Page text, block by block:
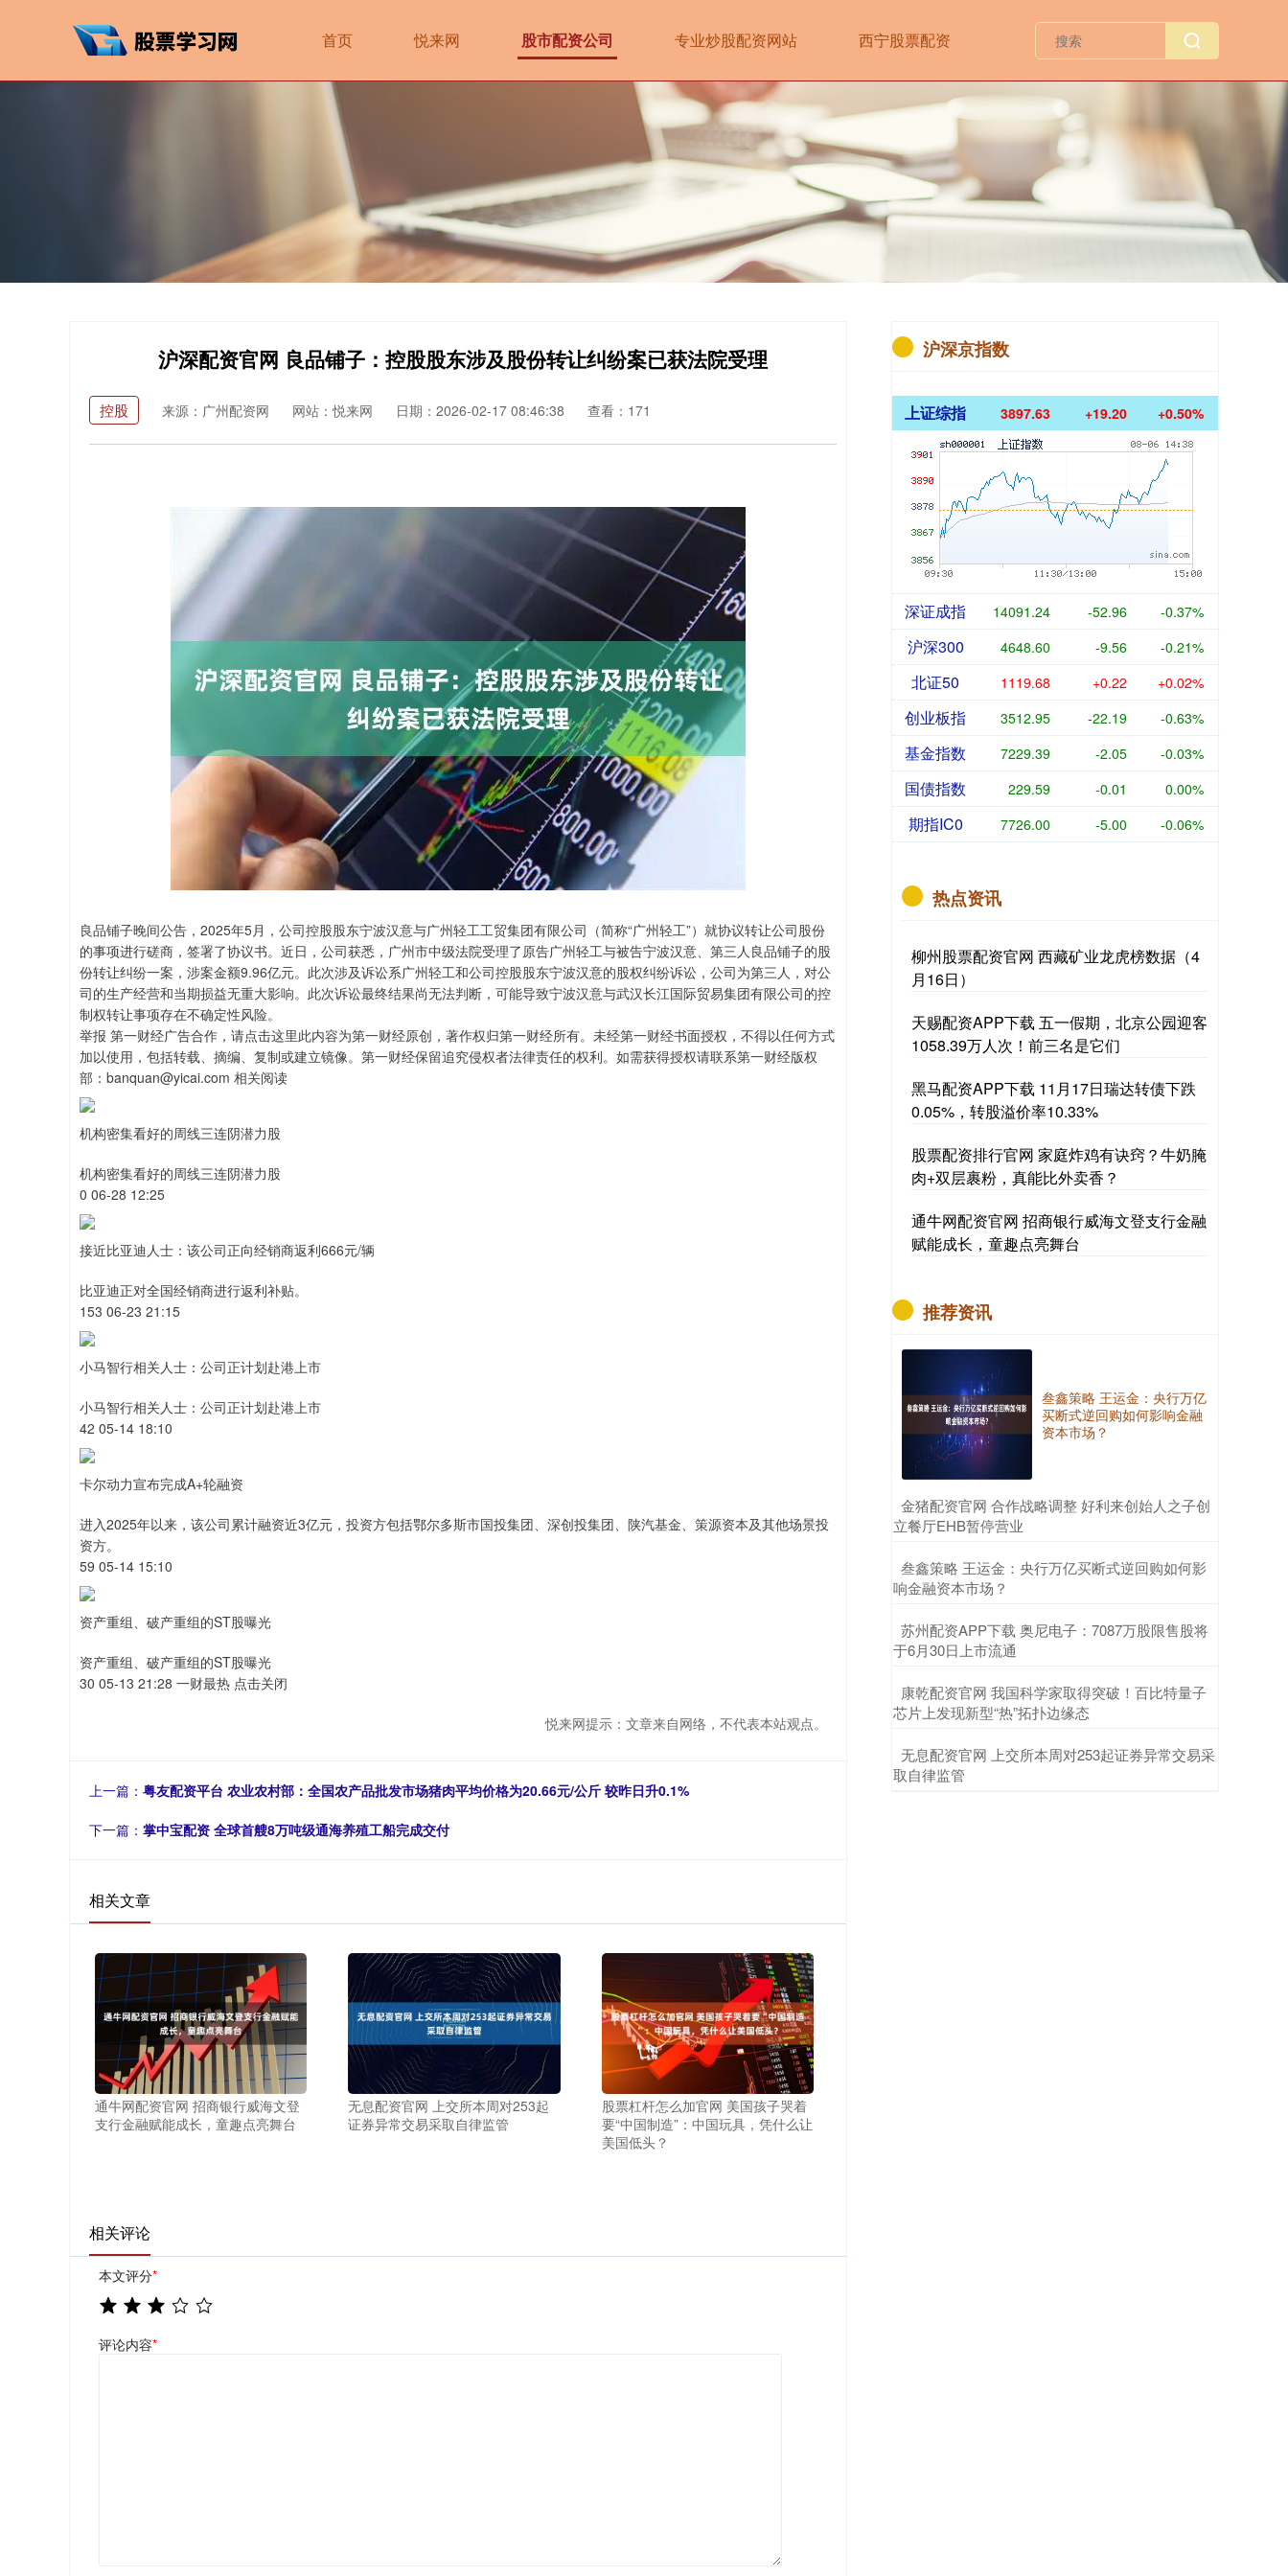
首页 悦来网 股市配资公司 专业炒股配资网站 西宁股票配资
沪深配资官网 良品铺子：控股股东涉及股份转让纠纷案已获法院受理
控股 来源：广州配资网 网站：悦来网 日期：2026-02-17 08:46:38 查看：171
良品铺子晚间公告，2025年5月，公司控股股东宁波汉意与广州轻工工贸集团有限公司（简称“广州轻工”）就协议转让公司股份
的事项进行磋商，签署了协议书。近日，公司获悉，广州市中级法院受理了原告广州轻工与被告宁波汉意、第三人良品铺子的股
份转让纠纷一案，涉案金额9.96亿元。此次涉及诉讼系广州轻工和公司控股股东宁波汉意的股权纠纷诉讼，公司为第三人，对公
司的生产经营和当期损益无重大影响。此次诉讼最终结果尚无法判断，可能导致宁波汉意与武汉长江国际贸易集团有限公司的控
制权转让事项存在不确定性风险。
举报 第一财经广告合作，请点击这里此内容为第一财经原创，著作权归第一财经所有。未经第一财经书面授权，不得以任何方式
加以使用，包括转载、摘编、复制或建立镜像。第一财经保留追究侵权者法律责任的权利。如需获得授权请联系第一财经版权
部：banquan@yicai.com 相关阅读
机构密集看好的周线三连阴潜力股
机构密集看好的周线三连阴潜力股
0 06-28 12:25
接近比亚迪人士：该公司正向经销商返利666元/辆
比亚迪正对全国经销商进行返利补贴。
153 06-23 21:15
小马智行相关人士：公司正计划赴港上市
小马智行相关人士：公司正计划赴港上市
42 05-14 18:10
卡尔动力宣布完成A+轮融资
进入2025年以来，该公司累计融资近3亿元，投资方包括鄂尔多斯市国投集团、深创投集团、陕汽基金、策源资本及其他场景投
资方。
59 05-14 15:10
资产重组、破产重组的ST股曝光
资产重组、破产重组的ST股曝光
30 05-13 21:28 一财最热 点击关闭
悦来网提示：文章来自网络，不代表本站观点。
上一篇： 粤友配资平台 农业农村部：全国农产品批发市场猪肉平均价格为20.66元/公斤 较昨日升0.1%
下一篇： 掌中宝配资 全球首艘8万吨级通海养殖工船完成交付
相关文章
通牛网配资官网 招商银行威海文登
支行金融赋能成长，童趣点亮舞台
无息配资官网 上交所本周对253起
证券异常交易采取自律监管
股票杠杆怎么加官网 美国孩子哭着
要“中国制造”：中国玩具，凭什么让
美国低头？
相关评论
本文评分*
评论内容*
沪深京指数
上证综指 3897.63 +19.20 +0.50%
深证成指 14091.24 -52.96 -0.37%
沪深300 4648.60 -9.56 -0.21%
北证50 1119.68 +0.22 +0.02%
创业板指 3512.95 -22.19 -0.63%
基金指数 7229.39 -2.05 -0.03%
国债指数 229.59 -0.01 0.00%
期指IC0 7726.00 -5.00 -0.06%
热点资讯
柳州股票配资官网 西藏矿业龙虎榜数据（4
月16日）
天赐配资APP下载 五一假期，北京公园迎客
1058.39万人次！前三名是它们
黑马配资APP下载 11月17日瑞达转债下跌
0.05%，转股溢价率10.33%
股票配资排行官网 家庭炸鸡有诀窍？牛奶腌
肉+双层裹粉，真能比外卖香？
通牛网配资官网 招商银行威海文登支行金融
赋能成长，童趣点亮舞台
推荐资讯
叁鑫策略 王运金：央行万亿
买断式逆回购如何影响金融
资本市场？
​金猪配资官网 合作战略调整 好利来创始人之子创
立餐厅EHB暂停营业
​叁鑫策略 王运金：央行万亿买断式逆回购如何影
响金融资本市场？
​苏州配资APP下载 奥尼电子：7087万股限售股将
于6月30日上市流通
​康乾配资官网 我国科学家取得突破！百比特量子
芯片上发现新型“热”拓扑边缘态
​无息配资官网 上交所本周对253起证券异常交易采
取自律监管